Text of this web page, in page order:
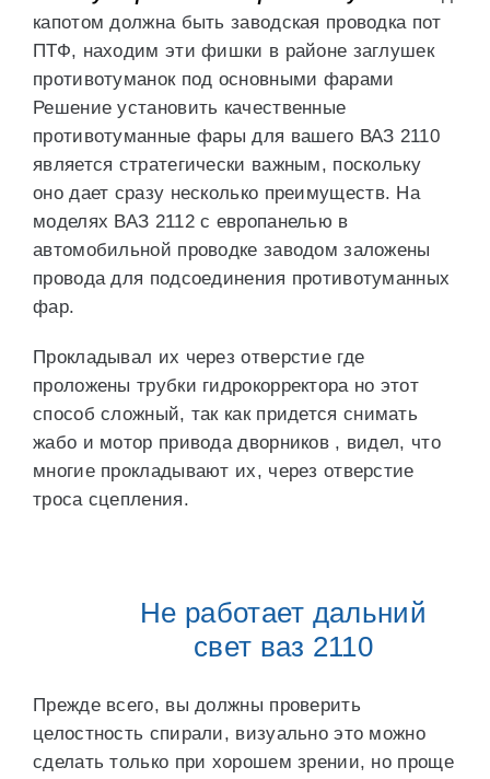
капотом должна быть заводская проводка пот
ПТФ, находим эти фишки в районе заглушек
противотуманок под основными фарами
Решение установить качественные
противотуманные фары для вашего ВАЗ 2110
является стратегически важным, поскольку
оно дает сразу несколько преимуществ. На
моделях ВАЗ 2112 с европанелью в
автомобильной проводке заводом заложены
провода для подсоединения противотуманных
фар.
Прокладывал их через отверстие где
проложены трубки гидрокорректора но этот
способ сложный, так как придется снимать
жабо и мотор привода дворников , видел, что
многие прокладывают их, через отверстие
троса сцепления.
Не работает дальний
свет ваз 2110
Прежде всего, вы должны проверить
целостность спирали, визуально это можно
сделать только при хорошем зрении, но проще